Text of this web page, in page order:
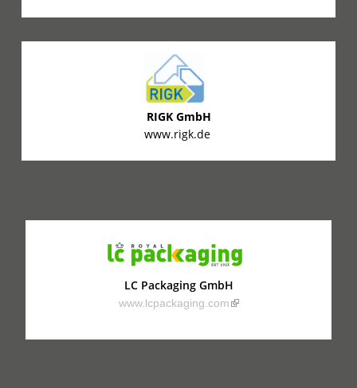
RIGK GmbH
www.rigk.de
LC Packaging GmbH
www.lcpackaging.com(link is external)